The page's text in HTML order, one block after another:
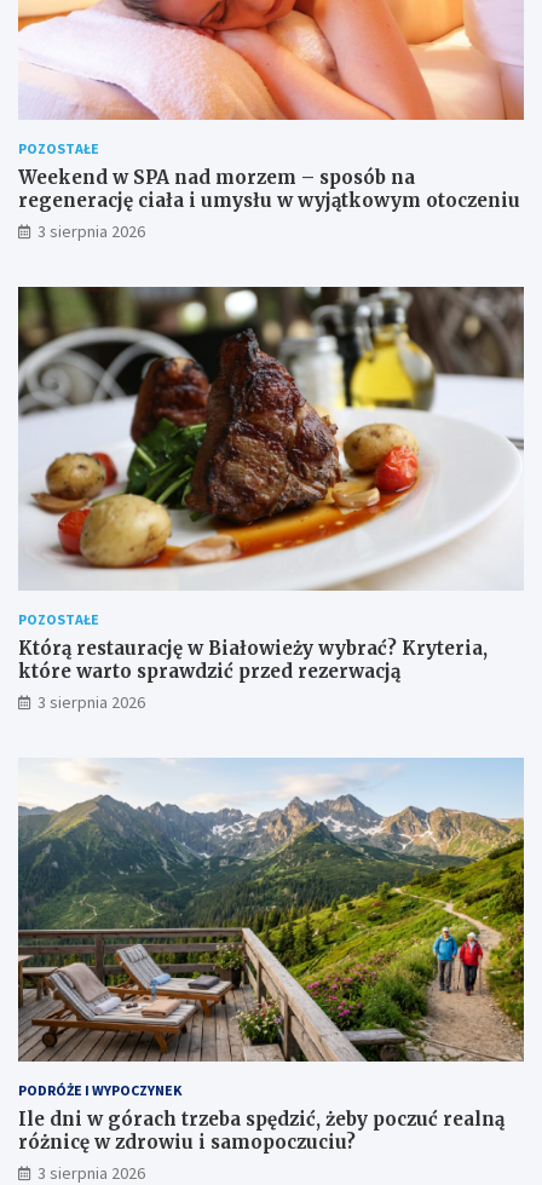
POZOSTAŁE
Weekend w SPA nad morzem – sposób na
regenerację ciała i umysłu w wyjątkowym otoczeniu
3 sierpnia 2026
POZOSTAŁE
Którą restaurację w Białowieży wybrać? Kryteria,
które warto sprawdzić przed rezerwacją
3 sierpnia 2026
PODRÓŻE I WYPOCZYNEK
Ile dni w górach trzeba spędzić, żeby poczuć realną
różnicę w zdrowiu i samopoczuciu?
3 sierpnia 2026